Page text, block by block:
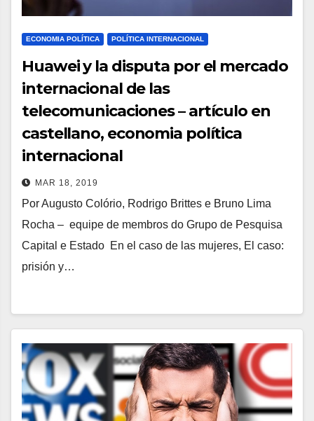
ECONOMIA POLÍTICA POLÍTICA INTERNACIONAL
Huawei y la disputa por el mercado
internacional de las
telecomunicaciones – artículo en
castellano, economia política
internacional
MAR 18, 2019
Por Augusto Colório, Rodrigo Brittes e Bruno Lima
Rocha – equipe de membros do Grupo de Pesquisa
Capital e Estado En el caso de las mujeres, El caso:
prisión y…